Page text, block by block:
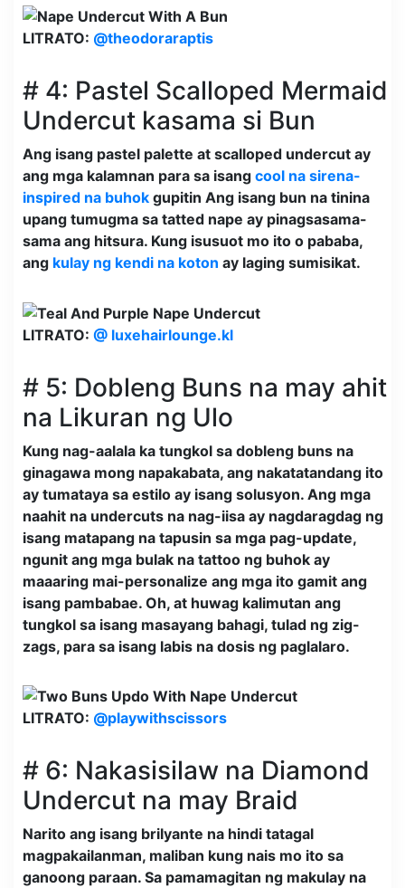
LITRATO: @theodoraraptis
# 4: Pastel Scalloped Mermaid
Undercut kasama si Bun
Ang isang pastel palette at scalloped undercut ay
ang mga kalamnan para sa isang cool na sirena-
inspired na buhok gupitin Ang isang bun na tinina
upang tumugma sa tatted nape ay pinagsasama-
sama ang hitsura. Kung isusuot mo ito o pababa,
ang kulay ng kendi na koton ay laging sumisikat.
LITRATO: @ luxehairlounge.kl
# 5: Dobleng Buns na may ahit
na Likuran ng Ulo
Kung nag-aalala ka tungkol sa dobleng buns na
ginagawa mong napakabata, ang nakatatandang ito
ay tumataya sa estilo ay isang solusyon. Ang mga
naahit na undercuts na nag-iisa ay nagdaragdag ng
isang matapang na tapusin sa mga pag-update,
ngunit ang mga bulak na tattoo ng buhok ay
maaaring mai-personalize ang mga ito gamit ang
isang pambabae. Oh, at huwag kalimutan ang
tungkol sa isang masayang bahagi, tulad ng zig-
zags, para sa isang labis na dosis ng paglalaro.
LITRATO: @playwithscissors
# 6: Nakasisilaw na Diamond
Undercut na may Braid
Narito ang isang brilyante na hindi tatagal
magpakailanman, maliban kung nais mo ito sa
ganoong paraan. Sa pamamagitan ng makulay na